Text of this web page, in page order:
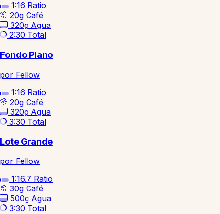
1:16 Ratio
20g Café
320g Agua
2:30 Total
Fondo Plano
por Fellow
1:16 Ratio
20g Café
320g Agua
3:30 Total
Lote Grande
por Fellow
1:16.7 Ratio
30g Café
500g Agua
3:30 Total